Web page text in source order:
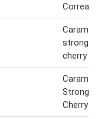
Correas
strong
cherry
Strong/
Cherry